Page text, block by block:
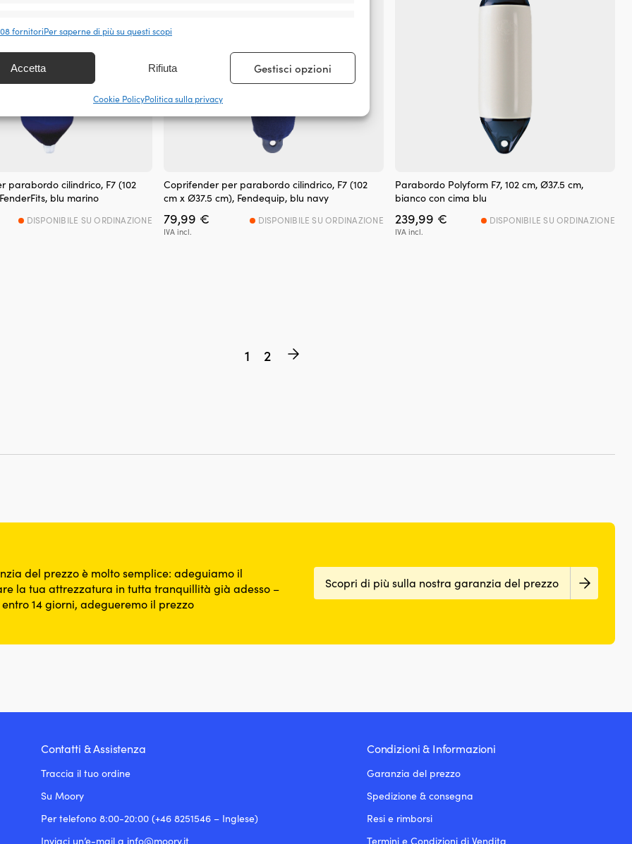
Identificare i dispositivi in base alle informazioni trasmesse
la sicurezza, prevenire e rilevare frodi, correggere
e presentare pubblicità e contenuto, Salvare e
le scelte sulla privacy.
Sempre attivo
fornitoriPer saperne di più su questi scopi
Accetta Rifiuta Gestisci opzioni
Cookie PolicyPolitica sulla privacy
parabordo cilindrico, F7 (102
blu marino
DISPONIBILE SU ORDINAZIONE
Coprifender per parabordo cilindrico, F7 (102
cm x Ø37.5 cm), Fendequip, blu navy
79,99 €
IVA incl.
DISPONIBILE SU ORDINAZIONE
Parabordo Polyform F7, 102 cm, Ø37.5 cm,
bianco con cima blu
239,99 €
IVA incl.
DISPONIBILE SU ORDINAZIONE
1 2
del prezzo è molto semplice: adeguiamo il
la tua attrezzatura in tutta tranquillità già adesso –
14 giorni, adegueremo il prezzo
Scopri di più sulla nostra garanzia del prezzo
Contatti & Assistenza
Traccia il tuo ordine
Su Moory
Per telefono 8:00-20:00 (+46 8251546 – Inglese)
Inviaci un’e-mail a info@moory.it
Condizioni & Informazioni
Garanzia del prezzo
Spedizione & consegna
Resi e rimborsi
Termini e Condizioni di Vendita